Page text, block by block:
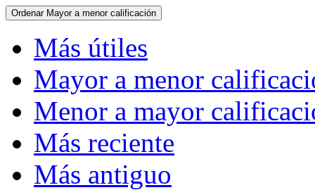
Ordenar Mayor a menor calificación
Más útiles
Mayor a menor
Menor a mayor
Más reciente
Más antiguo